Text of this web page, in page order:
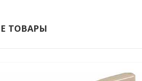
ТОВАРЫ